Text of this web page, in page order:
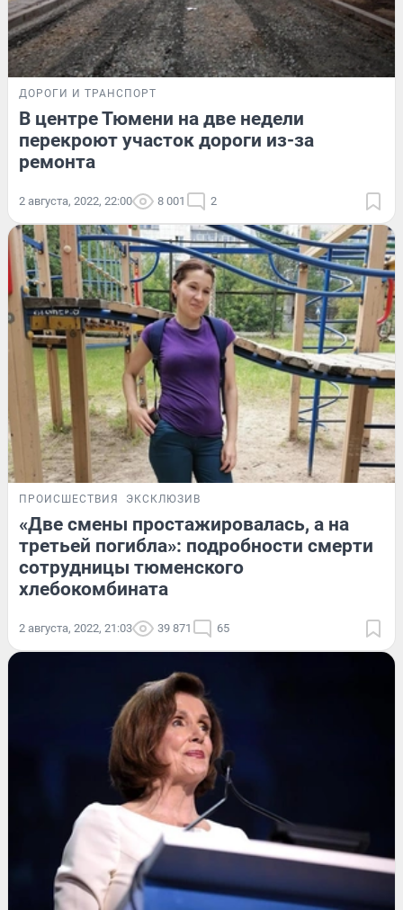
ДОРОГИ И ТРАНСПОРТ
В центре Тюмени на две недели
перекроют участок дороги из-за
ремонта
2 августа, 2022, 22:00 8 001 2
ПРОИСШЕСТВИЯ ЭКСКЛЮЗИВ
«Две смены простажировалась, а на
третьей погибла»: подробности смерти
сотрудницы тюменского
хлебокомбината
2 августа, 2022, 21:03 39 871 65